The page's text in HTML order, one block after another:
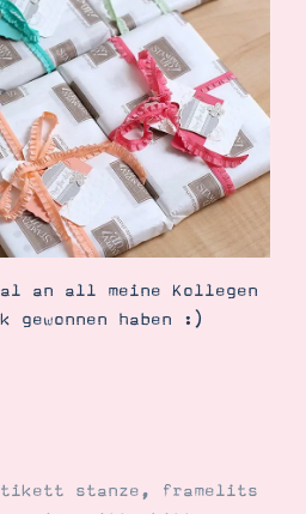
an all meine Kollegen
gewonnen haben :)
stanze,
framelits